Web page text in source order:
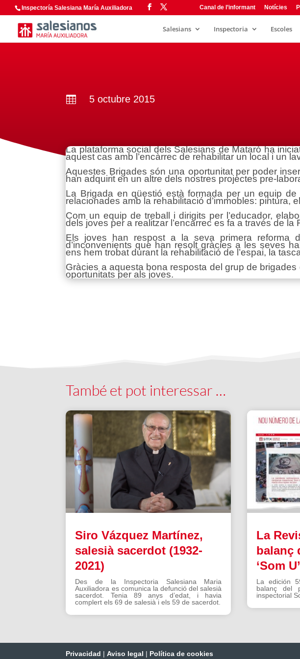
Inspectoría Salesiana María Auxiliadora Canal de l’informant Notícies
Salesians Inspectoria Escoles
 5 octubre 2015
La plataforma social dels Salesians de Mataró ha
aquest cas amb l’encàrrec de rehabilitar un local i un
Aquestes Brigades són una oportunitat per poder
han adquirit en un altre dels nostres projectes pre-
La Brigada en qüestió està formada per un equip
relacionades amb la rehabilitació d’immobles: pintura,
Com un equip de treball i dirigits per l’educador,
dels joves per a realitzar l’encàrrec es fa a través de
Els joves han respost a la seva primera reforma
d’inconvenients que han resolt gràcies a les seves
ens hem trobat durant la rehabilitació de l’espai, la
Gràcies a aquesta bona resposta del grup de
oportunitats per als joves.
També et pot interessar …
Siro Vázquez Martínez,
salesià sacerdot (1932-
2021)
Des de la Inspectoria Salesiana Maria
Auxiliadora es comunica la defunció del salesià
sacerdot. Tenia 89 anys d’edat, i havia
complert els 69 de salesià i els 59 de sacerdot.
La
balanç
‘Som U’
La edición
balanç del
inspectorial
Privacidad |Aviso legal | Política de cookies